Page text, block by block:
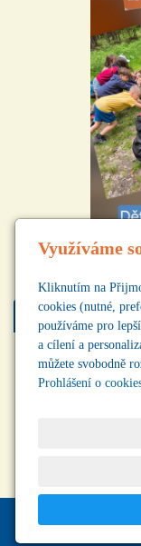
Najdete nás
Copyright
Využíváme
Kliknutím na
cookies (nutné,
používáme pro
a cílení a
můžete svobodně
Prohlášení o